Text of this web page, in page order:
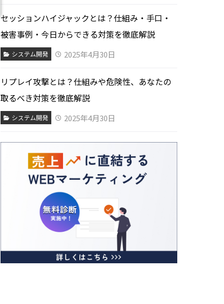
セッションハイジャックとは？仕組み・手口・
被害事例・今日からできる対策を徹底解説
システム開発 2025年4月30日
リプレイ攻撃とは？仕組みや危険性、あなたの
取るべき対策を徹底解説
システム開発 2025年4月30日